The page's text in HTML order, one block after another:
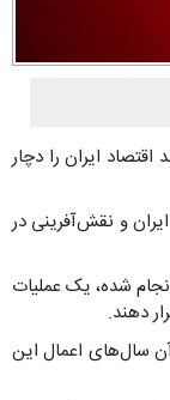
ایران را دچار
و نقش‌آفرینی در
شده، یک عملیات
سال‌های اعمال این